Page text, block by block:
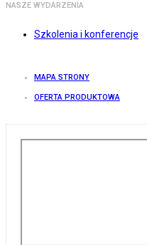
NASZE WYDARZENIA
Szkolenia i konferencje
MAPA STRONY
OFERTA PRODUKTOWA